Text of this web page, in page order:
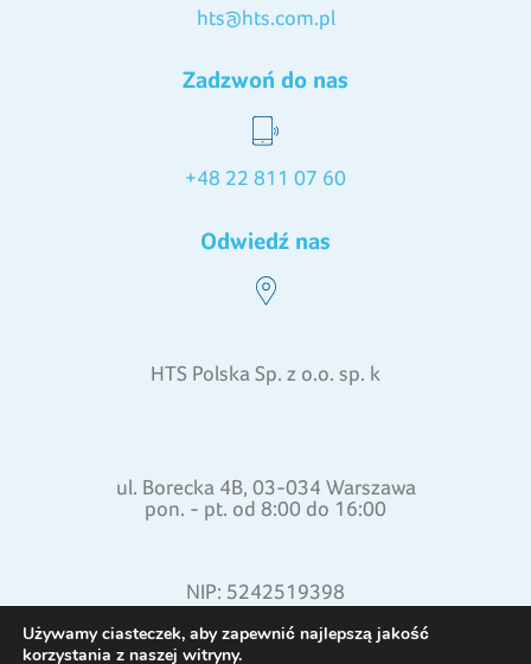
hts@hts.com.pl
Zadzwoń do nas
+48 22 811 07 60
Odwiedź nas
HTS Polska Sp. z o.o. sp. k
ul. Borecka 4B, 03-034 Warszawa
pon. - pt. od 8:00 do 16:00
NIP: 5242519398
REGON: 015871772
Używamy ciasteczek, aby zapewnić najlepszą jakość
korzystania z naszej witryny.